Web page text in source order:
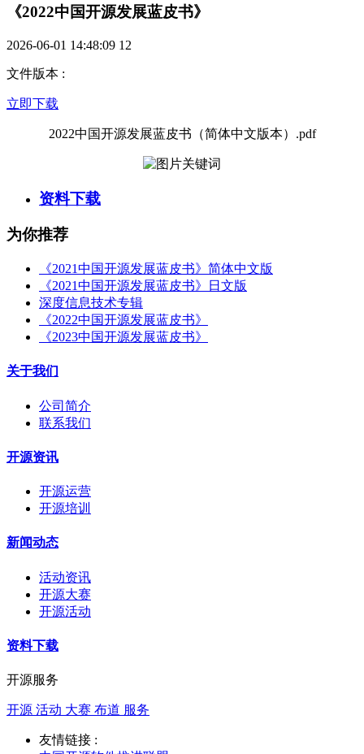
《2022中国开源发展蓝皮书》
2026-06-01 14:48:09 12
文件版本 :
立即下载
2022中国开源发展蓝皮书（简体中文版本）.pdf
资料下载
为你推荐
《2021中国开源发展蓝皮书》简体中文版
《2021中国开源发展蓝皮书》日文版
深度信息技术专辑
《2022中国开源发展蓝皮书》
《2023中国开源发展蓝皮书》
关于我们
公司简介
联系我们
开源资讯
开源运营
开源培训
新闻动态
活动资讯
开源大赛
开源活动
资料下载
开源服务
开源 活动 大赛 布道 服务
友情链接 :